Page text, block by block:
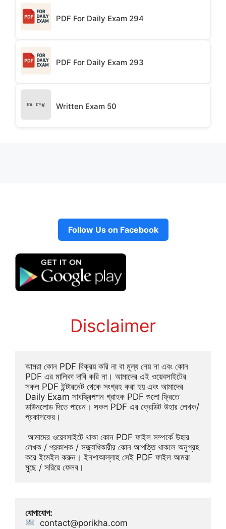
PDF For Daily Exam 294
PDF For Daily Exam 293
Written Exam 50
Follow Us on Facebook
Disclaimer
আমরা কোন PDF বিক্রয় করি না বা মূল্য নেয় না এবং কোন
PDF এর মালিকা দাবি করি না। আমাদের এই ওয়েবসাইটের
সকল PDF ইন্টারনেট থেকে সংগ্রহ করা হয় এবং আমাদের
Daily Exam সাবস্ক্রিপশন গ্রাহক PDF গুলো ফ্রিতে
ডাউনলোড দিতে পারেন। সকল PDF এর ক্রেডিট উহার লেখক/
প্রকাশকের।
লেখক / প্রকাশক / সত্ত্বাধিকারীর কোন আপত্তি থাকলে অনুগ্রহ
করে ইমেইল করুন। ইনশাআল্লাহ সেই PDF ফাইল আমরা
মুছে / সরিয়ে ফেলব।
যোগাযোগ:
contact@porikha.com